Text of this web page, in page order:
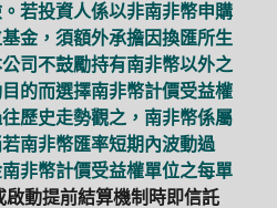
若投資人係以非南非幣申購
金，須額外承擔因換匯所生
司不鼓勵持有南非幣以外之
的而選擇南非幣計價受益權
歷史走勢觀之，南非幣係屬
南非幣匯率短期內波動過
非幣計價受益權單位之每單
啟動提前結算機制時即信託